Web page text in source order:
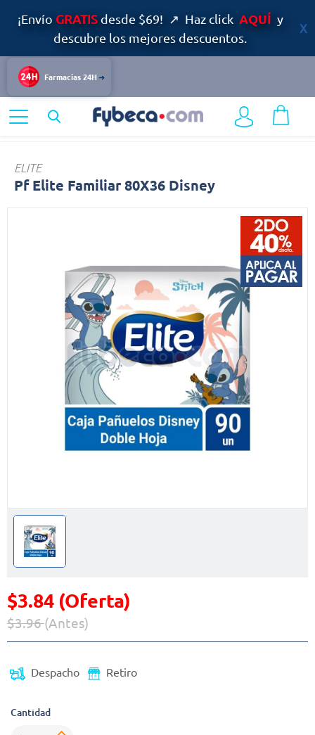
¡Envío GRATISdesde $69! ↗ Haz click AQUÍ y
descubre los mejores descuentos.
Farmacias 24H
Cuidado Personal
ELITE
Pf Elite Familiar 80X36 Disney
$3.84 (Oferta)
Precio reducido de
$3.96(Antes)
Despacho Retiro
Cantidad